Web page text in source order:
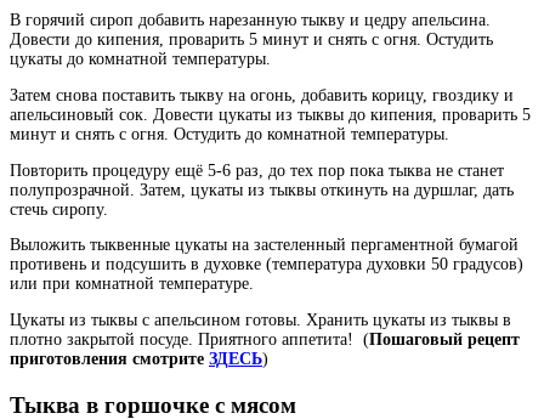
В горячий сироп добавить нарезанную тыкву и цедру апельсина.
Довести до кипения, проварить 5 минут и снять с огня. Остудить
цукаты до комнатной температуры.
Затем снова поставить тыкву на огонь, добавить корицу, гвоздику и
апельсиновый сок. Довести цукаты из тыквы до кипения, проварить 5
минут и снять с огня. Остудить до комнатной температуры.
Повторить процедуру ещё 5-6 раз, до тех пор пока тыква не станет
полупрозрачной. Затем, цукаты из тыквы откинуть на дуршлаг, дать
стечь сиропу.
Выложить тыквенные цукаты на застеленный пергаментной бумагой
противень и подсушить в духовке (температура духовки 50 градусов)
или при комнатной температуре.
Цукаты из тыквы с апельсином готовы. Хранить цукаты из тыквы в
плотно закрытой посуде. Приятного аппетита! (Пошаговый рецепт
приготовления смотрите ЗДЕСЬ)
Тыква в горшочке с мясом